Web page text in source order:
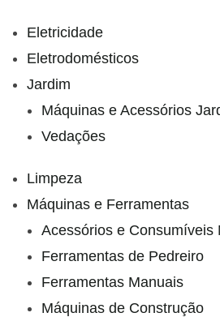
Eletricidade
Eletrodomésticos
Jardim
Máquinas e Acessórios
Vedações
Limpeza
Máquinas e Ferramentas
Acessórios e Consumíveis
Ferramentas de Pedreiro
Ferramentas Manuais
Máquinas de Construção